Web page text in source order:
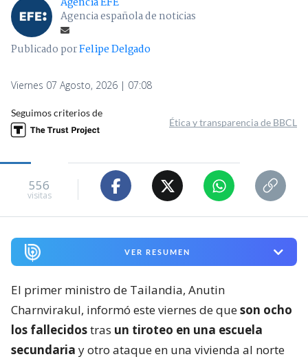
Agencia española de noticias
Publicado porFelipe Delgado
Viernes 07 Agosto, 2026 | 07:08
Seguimos criterios de
Ética y transparencia de BBCL
556
visitas
VER RESUMEN
El primer ministro de Tailandia, Anutin
Charnvirakul, informó este viernes de queson ocho
los fallecidostras un tiroteo en una escuela
secundaria y otro ataque en una vivienda al norte